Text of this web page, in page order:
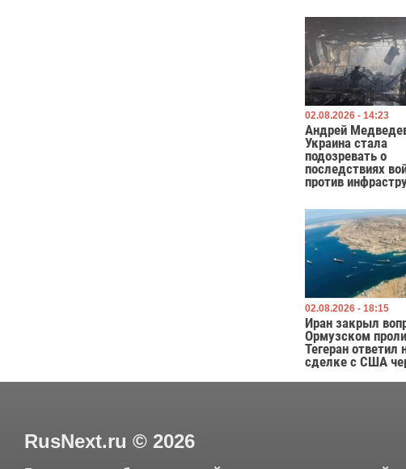
02.08.2026 - 14:23
Андрей
Украина стала
подозревать о
последствиях
против
02.08.2026 - 18:15
Иран закрыл
Ормузском
Тегеран ответил
сделке с США
RusNext.ru © 2026